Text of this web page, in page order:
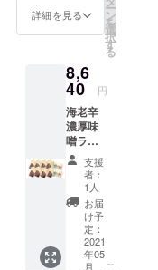
お値段
（540
円）の
セット
限 海老
辛濃厚
味噌
ラーメ
ン（製
造日よ
り90
日） ク
アトロ
えび
チーズ
（製造
日より
6ヶ月）
詳細を見る ー
ン
を
選
択
す
る
8,6
40 円
海老辛
濃厚味
噌ラー
メン
×8【16
食】
（8640
円）と
クアト
ロえび
チーズ
支援
者：
1人
お届
け予
定：
2021
年05
月